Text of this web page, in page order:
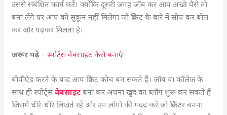
उससे संबंधित कार्य करें। क्योंकि दूसरी जगह जॉब कर आप अच्छे पैसे तो
बना लेंगे पर आप को सुकून नहीं मिलेगा जो क्रिकेट के बारे में सोच कर बोल
कर और पढ़कर मिलता है।
जरूर पढ़ें –स्पोर्ट्स वेबसाइट कैसे बनाएं
बीपीऐड करने के बाद आप क्रिकेट कोच बन सकते हैं। जॉब या कॉलेज के
साथ ही स्पोर्ट्सवेबसाइटबना कर अपना खुद का ब्लॉग शुरू कर सकते हैं
जिसमें धीरे-धीरे लिखते रहें और उन लोगों की मदद करें जो क्रिकेटर बनना